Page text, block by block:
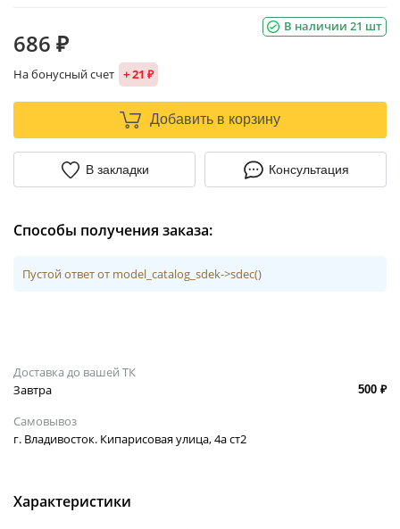
В наличии 21 шт
686 ₽
На бонусный счет + 21 ₽
Добавить в корзину
В закладки Консультация
Способы получения заказа:
Пустой ответ от model_catalog_sdek->sdec()
Доставка до вашей ТК
Завтра
500 ₽
Самовывоз
г. Владивосток. Кипарисовая улица, 4а ст2
Характеристики